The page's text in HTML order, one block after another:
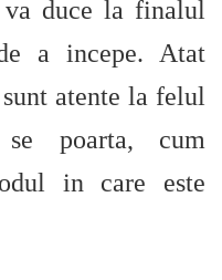
duce la finalul
a incepe. Atat
atente la felul
poarta, cum
in care este